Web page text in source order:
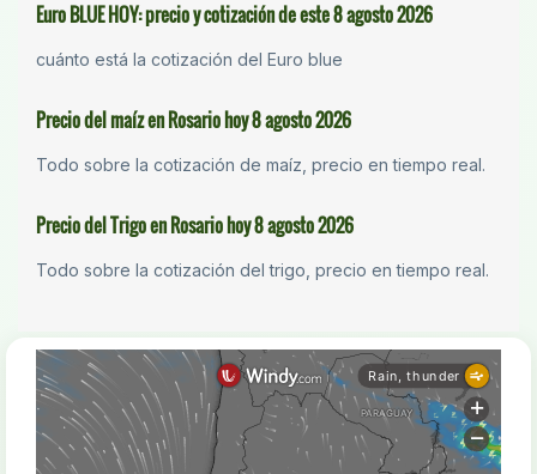
Euro BLUE HOY: precio y cotización de este 8 agosto 2026
cuánto está la cotización del Euro blue
Precio del maíz en Rosario hoy 8 agosto 2026
Todo sobre la cotización de maíz, precio en tiempo real.
Precio del Trigo en Rosario hoy 8 agosto 2026
Todo sobre la cotización del trigo, precio en tiempo real.